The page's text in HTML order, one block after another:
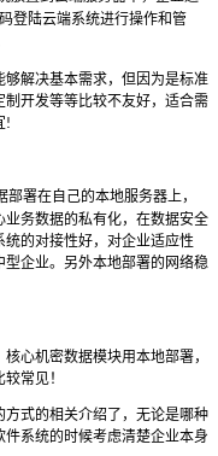
登陆云端系统进行操作和管
解决基本需求，但因为是标准
开发等等比较不友好，适合需
!
署在自己的本地服务器上，
务数据的私有化，在数据安全
的对接性好，对企业适应性
企业。另外本地部署的网络稳
心机密数据模块用本地部署，
常见！
方式的相关介绍了，无论是哪种
系统的时候考虑清楚企业本身